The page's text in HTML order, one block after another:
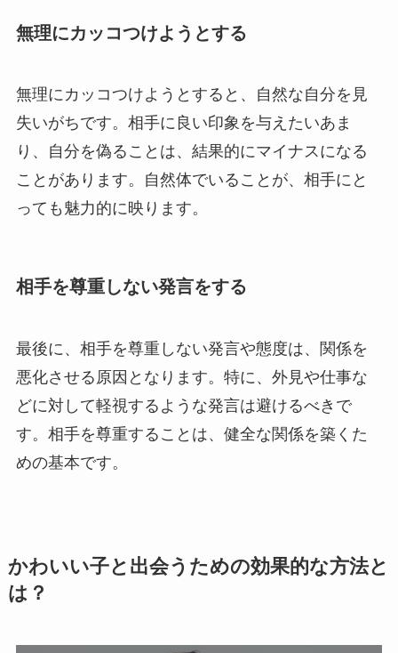
無理にカッコつけようとする
無理にカッコつけようとすると、自然な自分を見
失いがちです。相手に良い印象を与えたいあま
り、自分を偽ることは、結果的にマイナスになる
ことがあります。自然体でいることが、相手にと
っても魅力的に映ります。
相手を尊重しない発言をする
最後に、相手を尊重しない発言や態度は、関係を
悪化させる原因となります。特に、外見や仕事な
どに対して軽視するような発言は避けるべきで
す。相手を尊重することは、健全な関係を築くた
めの基本です。
かわいい子と出会うための効果的な方法と
は？